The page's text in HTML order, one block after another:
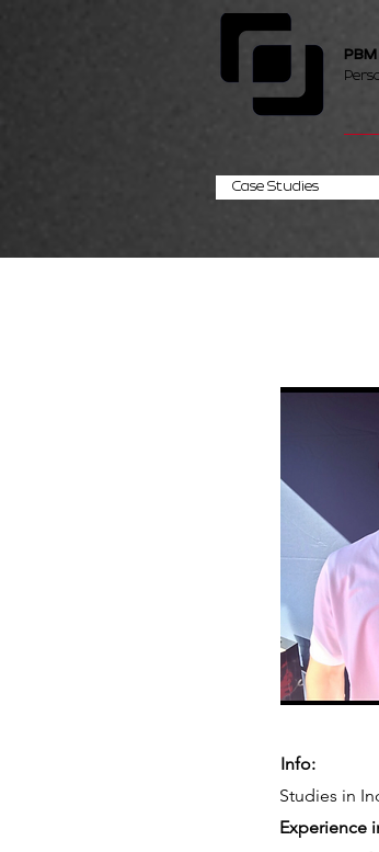
Case Studies
Info:
Studies in
Experience